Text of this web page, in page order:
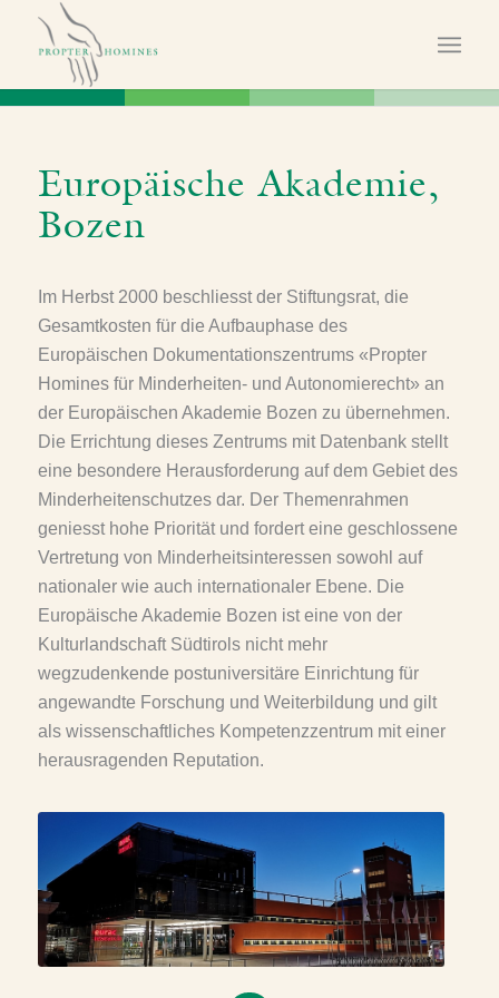
Europäische Akademie,
Bozen
Im Herbst 2000 beschliesst der Stiftungsrat, die
Gesamtkosten für die Aufbauphase des
Europäischen Dokumentationszentrums «Propter
Homines für Minderheiten- und Autonomierecht» an
der Europäischen Akademie Bozen zu übernehmen.
Die Errichtung dieses Zentrums mit Datenbank stellt
eine besondere Herausforderung auf dem Gebiet des
Minderheitenschutzes dar. Der Themenrahmen
geniesst hohe Priorität und fordert eine geschlossene
Vertretung von Minderheitsinteressen sowohl auf
nationaler wie auch internationaler Ebene. Die
Europäische Akademie Bozen ist eine von der
Kulturlandschaft Südtirols nicht mehr
wegzudenkende postuniversitäre Einrichtung für
angewandte Forschung und Weiterbildung und gilt
als wissenschaftliches Kompetenzzentrum mit einer
herausragenden Reputation.
licenses/by-sa/4.0>, via Wikimedia Commons